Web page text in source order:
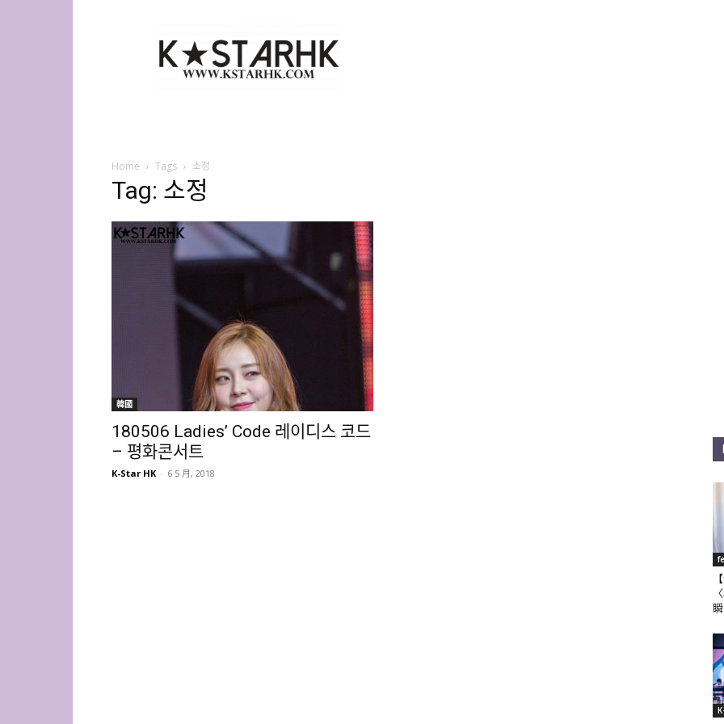
Star
HK
Home Tags 소정
Tag: 소정
韓國
180506 Ladies’ Code 레이디스 코드
– 평화콘서트
K-Star HK - 6 5 月, 2018